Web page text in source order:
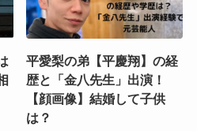
平愛梨の弟【平慶翔】の経
歴と「金八先生」出演！
【顔画像】結婚して子供
は？